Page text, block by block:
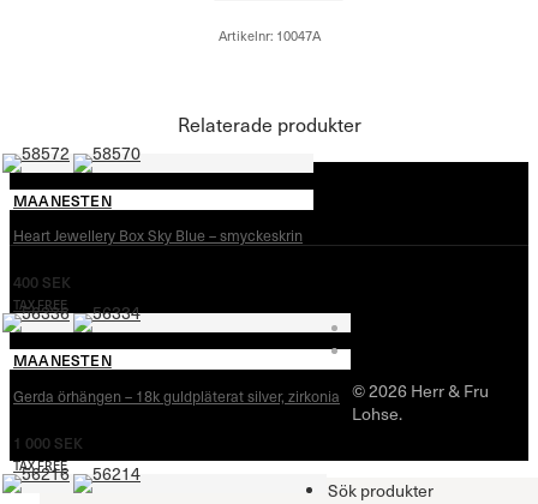
Artikelnr: 10047A
Relaterade produkter
MAANESTEN
Heart Jewellery Box Sky Blue – smyckeskrin
400 SEK
TAX FREE
MAANESTEN
Gerda örhängen – 18k guldpläterat silver, zirkonia
1 000 SEK
TAX FREE
© 2026 Herr & Fru
Lohse.
Sök produkter